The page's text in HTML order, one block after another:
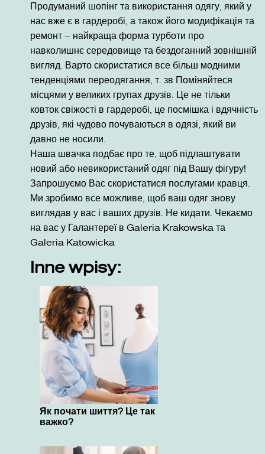
Продуманий шопінг та використання одягу, який у
нас вже є в гардеробі, а також його модифікація та
ремонт – найкраща форма турботи про
навколишнє середовище та бездоганний зовнішній
вигляд. Варто скористатися все більш модними
тенденціями переодягання, т. зв Поміняйтеся
місцями у великих групах друзів. Це не тільки
ковток свіжості в гардеробі, це посмішка і вдячність
друзів, які чудово почуваються в одязі, який ви
давно не носили.
Наша швачка подбає про те, щоб підлаштувати
новий або невикористаний одяг під Вашу фігуру!
Запрошуємо Вас скористатися послугами кравця.
Ми зробимо все можливе, щоб ваш одяг знову
виглядав у вас і ваших друзів. Не кидати. Чекаємо
на вас у Галантереї в Galeria Krakowska та
Galeria Katowicka
Inne wpisy:
Як почати шиття? Це так
важко?